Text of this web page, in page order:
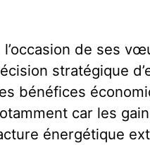
l’occasion de ses
stratégique
bénéfices
car les
énergétique